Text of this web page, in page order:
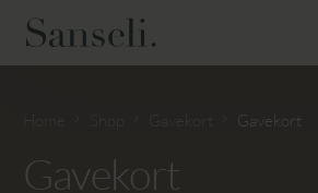
Gavekort
Gavekort